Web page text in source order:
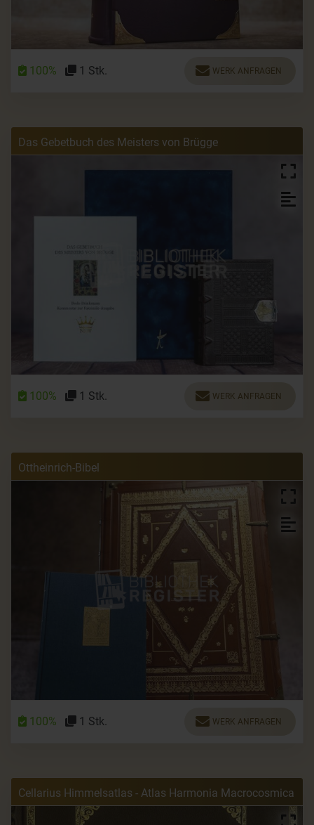
100% 1 Stk. WERK ANFRAGEN
Das Gebetbuch des Meisters von Brügge
100% 1 Stk. WERK ANFRAGEN
Ottheinrich-Bibel
100% 1 Stk. WERK ANFRAGEN
Cellarius Himmelsatlas - Atlas Harmonia Macrocosmica